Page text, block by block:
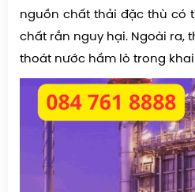
nguồn chất thải đặc thù có
chất rắn nguy hại. Ngoài ra,
thoát nước hầm lò trong